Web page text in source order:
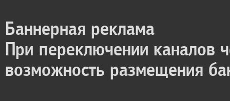
Баннерная реклама
При переключении каналов
возможность размещения